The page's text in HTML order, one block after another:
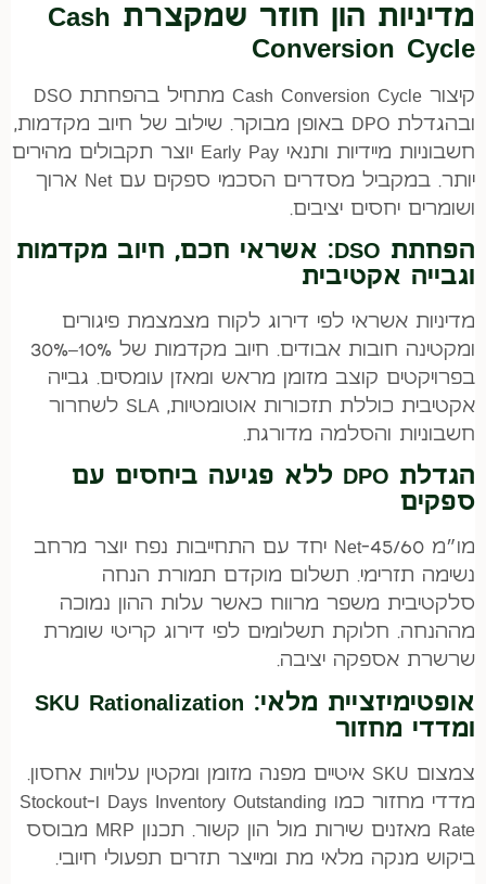
מדיניות הון חוזר שמקצרת Cash
Conversion Cycle
קיצור Cash Conversion Cycle מתחיל בהפחתת DSO
ובהגדלת DPO באופן מבוקר. שילוב של חיוב מקדמות,
חשבוניות מיידיות ותנאי Early Pay יוצר תקבולים מהירים
יותר. במקביל מסדרים הסכמי ספקים עם Net ארוך
ושומרים יחסים יציבים.
הפחתת DSO: אשראי חכם, חיוב מקדמות
וגבייה אקטיבית
מדיניות אשראי לפי דירוג לקוח מצמצמת פיגורים
ומקטינה חובות אבודים. חיוב מקדמות של 10%–30%
בפרויקטים קוצב מזומן מראש ומאזן עומסים. גבייה
אקטיבית כוללת תזכורות אוטומטיות, SLA לשחרור
חשבוניות והסלמה מדורגת.
הגדלת DPO ללא פגיעה ביחסים עם
ספקים
מו״מ Net-45/60 יחד עם התחייבות נפח יוצר מרחב
נשימה תזרימי. תשלום מוקדם תמורת הנחה
סלקטיבית משפר מרווח כאשר עלות ההון נמוכה
מההנחה. חלוקת תשלומים לפי דירוג קריטי שומרת
שרשרת אספקה יציבה.
אופטימיזציית מלאי: SKU Rationalization
ומדדי מחזור
צמצום SKU איטיים מפנה מזומן ומקטין עלויות אחסון.
מדדי מחזור כמו Days Inventory Outstanding ו-Stockout
Rate מאזנים שירות מול הון קשור. תכנון MRP מבוסס
ביקוש מנקה מלאי מת ומייצר תזרים תפעולי חיובי.